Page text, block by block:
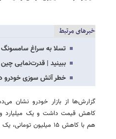
خبرهای مرتبط
تسلا به سراغ
ببینید | قدرت‌نمایی
خطر آتش سوزی خودرو در
هم با کاهش ۱۵ میلیون تومانی، یک میلیارد و ۴۰ میلیون تومان قیمت خورد.